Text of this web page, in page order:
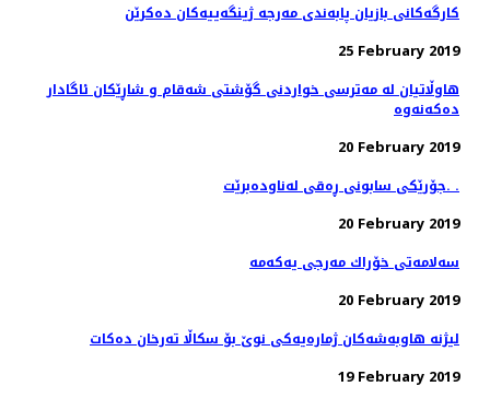
كارگه‌كانی بازیان پابه‌ندی مه‌رجه‌ ژینگه‌ییه‌كان ده‌كرێن
25 February 2019
هاوڵاتیان له‌ مەترسی خواردنی گۆشتی شەقام و شاڕێكان ئاگادار
20 February 2019
جۆرێكی سابونی ڕه‌قی له‌ناوده‌برێت. .
20 February 2019
20 February 2019
لیژنه‌ هاوبه‌شه‌كان ژماره‌یه‌كی نوێ بۆ سكاڵا ته‌رخان ده‌كات
19 February 2019